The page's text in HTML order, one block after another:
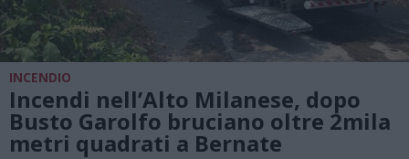
INCENDIO
Incendi nell’Alto Milanese, dopo
Busto Garolfo bruciano oltre 2mila
metri quadrati a Bernate